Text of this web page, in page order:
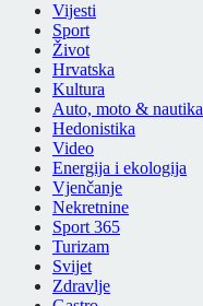
Vijesti
Sport
Život
Hrvatska
Kultura
Auto, moto & nautika
Hedonistika
Video
Energija i ekologija
Vjenčanje
Nekretnine
Sport 365
Turizam
Svijet
Zdravlje